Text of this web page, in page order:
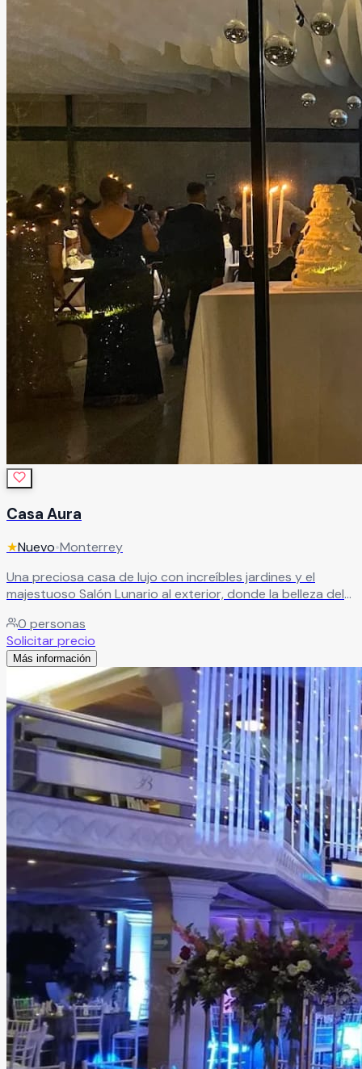
Casa Aura
★Nuevo•Monterrey
Una preciosa casa de lujo con increíbles jardines y el
majestuoso Salón Lunario al exterior, donde la belleza del
rincón de Casa Aura está pensado para sorprender, para
emocionar, para quedarse grabado en la memoria de
quienes lo viven.
0 personas
Solicitar precio
Más información